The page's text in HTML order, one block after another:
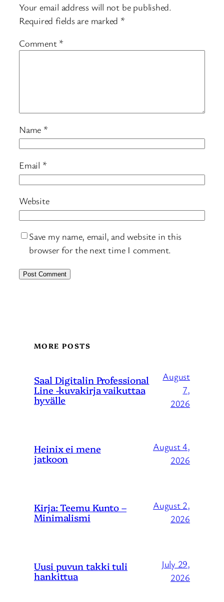
Your email address will not be published.
Required fields are marked *
Comment *
Name *
Email *
Website
Save my name, email, and website in this
browser for the next time I comment.
MORE POSTS
Saal Digitalin Professional
Line -kuvakirja vaikuttaa
hyvälle
August
7,
2026
Heinix ei mene
jatkoon
August 4,
2026
Kirja: Teemu Kunto –
Minimalismi
August 2,
2026
Uusi puvun takki tuli
hankittua
July 29,
2026